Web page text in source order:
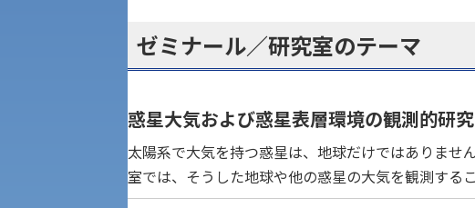
共通テスト利用入試[前期][後期]
専門学科等対象公募推薦入試
ゼミナール／研究室のテーマ
惑星大気および惑星表層環境の観測的研究
太陽系で大気を持つ惑星は、地球だけではありませ
室では、そうした地球や他の惑星の大気を観測する